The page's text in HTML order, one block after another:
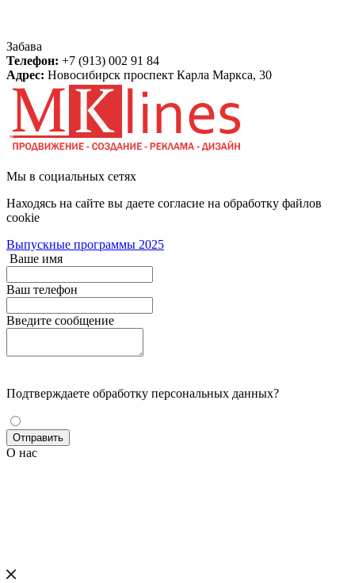
Забава
Телефон: +7 (913) 002 91 84
Адрес: Новосибирск проспект Карла Маркса, 30
Мы в социальных сетях
Находясь на сайте вы даете согласие на обработку файлов
cookie
Выпускные программы 2025
Ваше имя
Ваш телефон
Введите сообщение
Подтверждаете обработку персональных данных?
О нас